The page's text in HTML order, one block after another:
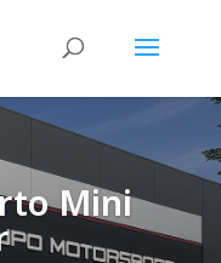
Mini